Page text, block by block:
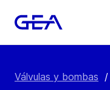
Válvulas y bombas /